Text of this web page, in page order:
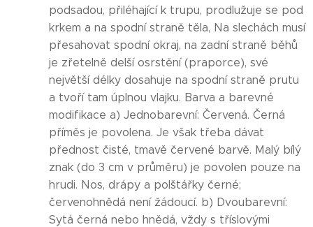
podsadou, přiléhající k trupu, prodlužuje se pod
krkem a na spodní straně těla, Na slechách musí
přesahovat spodní okraj, na zadní straně běhů
je zřetelně delší osrstění (praporce), své
největší délky dosahuje na spodní straně prutu
a tvoří tam úplnou vlajku. Barva a barevné
modifikace a) Jednobarevní: Červená. Černá
příměs je povolena. Je však třeba dávat
přednost čisté, tmavě červené barvě. Malý bílý
znak (do 3 cm v průměru) je povolen pouze na
hrudi. Nos, drápy a polštářky černé;
červenohnědá není žádoucí. b) Dvoubarevní:
Sytá černá nebo hnědá, vždy s tříslovými